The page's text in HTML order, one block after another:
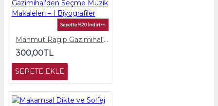
Sepette %20 İndirim
Mahmut Ragıp Gazimihal’den Seçme Müzik Makaleleri – I Biyografiler
300,00TL
SEPETE EKLE